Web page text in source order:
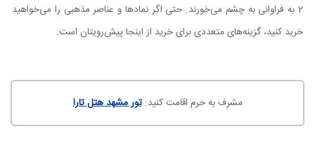
2 به فراوانی به چشم می‌خورند. حتی اگر نمادها و عناصر مذهبی را می‌خواهید
خرید کنید، گزینه‌های متعددی برای خرید از اینجا پیش‌رویتان است.
مشرف به حرم اقامت کنید:تور مشهد هتل تارا